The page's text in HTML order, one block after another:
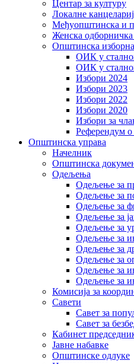
Центaр за културу
Локалне
Међуопштинска и
Женска
Општинска
ОИК у
ОИК у
Избори 2024
Избори 2023
Избори 2022
Избори 2020
Избори за
Референдум о
Општинска управа
Начелник
Општинска
Одељења
Одељење за
Одељење за
Одељење за
Одељење за
Одељење за
Одељење за
Одељење за
Одељење за
Одељење за
Одељење за
Комисија за
Савети
Савет за
Савет за
Кабинет
Јавне набавке
Општинске одлуке